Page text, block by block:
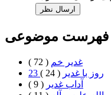
فهرست موضوعی
غدیر خم ( 72 )
23 روز با غدير ( 24 )
آداب غدیر ( 9 )